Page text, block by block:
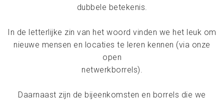
dubbele betekenis.
In de letterlijke zin van het woord vinden we het leuk om
nieuwe mensen en locaties te leren kennen (via onze
open
netwerkborrels).
Daarnaast zijn de bijeenkomsten en borrels die we